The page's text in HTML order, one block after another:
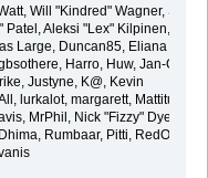
Will "Kindred" Wagner, Steve,
Aleksi "Lex" Kilpinen, Ben
Large, Duncan85, Eliana
Harro, Huw, Jan-Olof
Justyne, K@, Kevin
lurkalot, margarett, Mattitude,
MrPhil, Nick "Fizzy" Dyer, Nick
Rumbaar, Pitti, RedOne, S-